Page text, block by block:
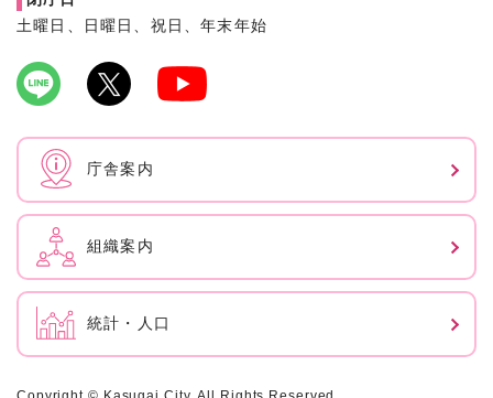
土曜日、日曜日、祝日、年末年始
庁舎案内
組織案内
統計・人口